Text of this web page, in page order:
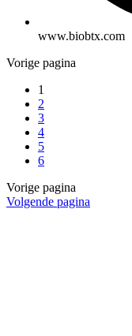
www.biobtx.com
Vorige pagina
1
2
3
4
5
6
Vorige pagina
Volgende pagina